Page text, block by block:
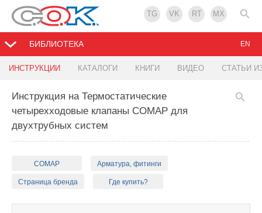
TG VK RT MX
БИБЛИОТЕКА
ИНСТРУКЦИИ КАТАЛОГИ КНИГИ ВИДЕО СТАТЬИ
EN
Инструкция на Термостатические
четырехходовые клапаны COMAP для
двухтрубных систем
COMAP Арматура, фитинги
Страница бренда Где купить?